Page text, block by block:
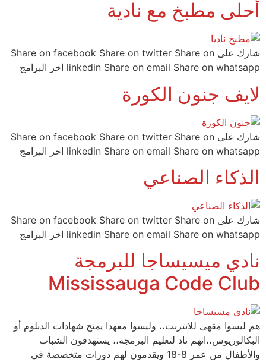
أحلى مطبخ مع نادية
شارك على Share on facebook Share on twitter Share on
linkedin Share on email Share on whatsapp اخر البرامج
لايف جنون الكورة
شارك على Share on facebook Share on twitter Share on
linkedin Share on email Share on whatsapp اخر البرامج
الذكاء الصناعي
شارك على Share on facebook Share on twitter Share on
linkedin Share on email Share on whatsapp اخر البرامج
نادي ميسيساجا للبرمجة
Mississauga Code Club
هم ليسوا مقهى للانترنت،، وليسوا معهدا يمنح شهادات الدبلوم أو
البكالوريوس،،انهم ناد لتعليم البرمجة،، يستهدفون الشباب
والأطفال من عمر 8-18 ويقدمون لهم دورات متخصصة في